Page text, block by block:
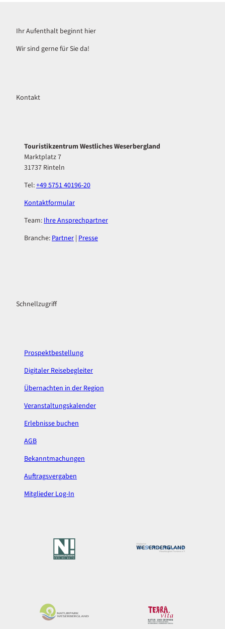
Ihr Aufenthalt beginnt hier
Wir sind gerne für Sie da!
Kontakt
Touristikzentrum Westliches Weserbergland
Marktplatz 7
31737 Rinteln
Tel:+49 5751 40196-20
Kontaktformular
Team: Ihre Ansprechpartner
Branche: Partner | Presse
e
t
m
Schnellzugriff
Prospektbestellung
Digitaler Reisebegleiter
Übernachten in der Region
Veranstaltungskalender
Erlebnisse buchen
AGB
Bekanntmachungen
Auftragsvergaben
Mitglieder Log-In